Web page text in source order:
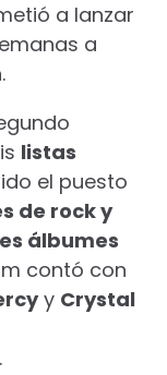
a lanzar
a
listas
el puesto
de rock y
álbumes
contó con
y Crystal
.